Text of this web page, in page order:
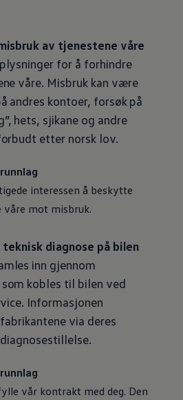
av tjenestene våre
for å forhindre
våre. Misbruk kan være
andres kontoer, forsøk på
hets, sjikane og andre
etter norsk lov.
interessen å beskytte
våre mot misbruk.
diagnose på bilen
inn gjennom
kobles til bilen ved
Informasjonen
via deres
vår kontrakt med deg. Den